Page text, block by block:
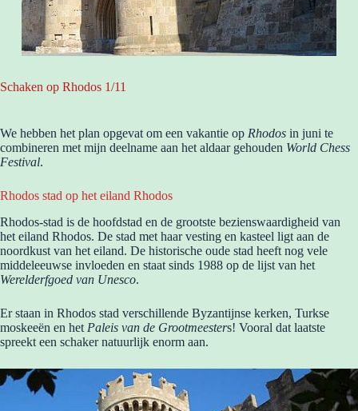
Schaken op Rhodos 1/11
We hebben het plan opgevat om een vakantie op Rhodos in juni te
combineren met mijn deelname aan het aldaar gehouden World Chess
Festival.
Rhodos stad op het eiland Rhodos
Rhodos-stad is de hoofdstad en de grootste bezienswaardigheid van
het eiland Rhodos. De stad met haar vesting en kasteel ligt aan de
noordkust van het eiland. De historische oude stad heeft nog vele
middeleeuwse invloeden en staat sinds 1988 op de lijst van het
Werelderfgoed van Unesco.
Er staan in Rhodos stad verschillende Byzantijnse kerken, Turkse
moskeeën en het Paleis van de Grootmeesters! Vooral dat laatste
spreekt een schaker natuurlijk enorm aan.